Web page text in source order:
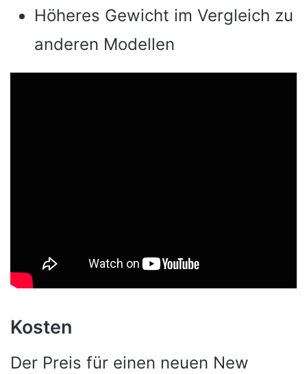
Höheres Gewicht im Vergleich zu
anderen Modellen
Kosten
Der Preis für einen neuen New